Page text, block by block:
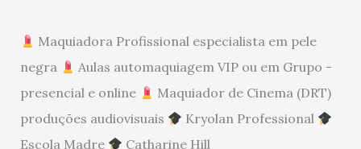
Maquiadora Profissional especialista em pele
negra
Aulas automaquiagem VIP ou em Grupo -
presencial e online
Maquiador de Cinema (DRT)
produções audiovisuais
Kryolan Professional
Escola Madre
Catharine Hill